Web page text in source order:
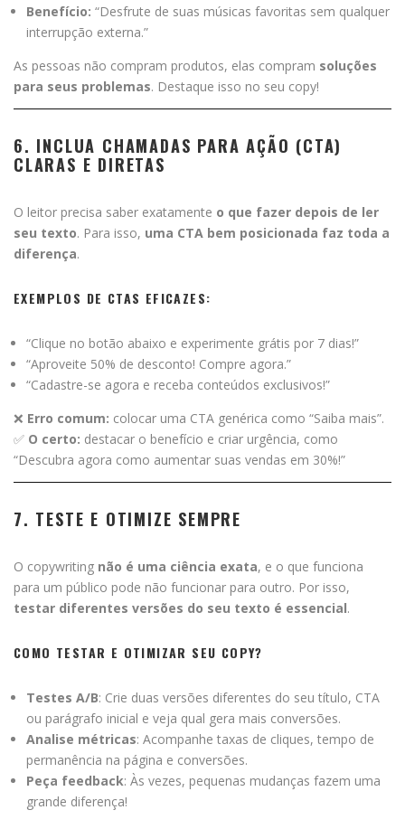
Benefício: “Desfrute de suas músicas favoritas sem qualquer
interrupção externa.”
As pessoas não compram produtos, elas compram soluções
para seus problemas. Destaque isso no seu copy!
6. INCLUA CHAMADAS PARA AÇÃO (CTA)
CLARAS E DIRETAS
O leitor precisa saber exatamente o que fazer depois de ler
seu texto. Para isso, uma CTA bem posicionada faz toda a
diferença.
EXEMPLOS DE CTAS EFICAZES:
“Clique no botão abaixo e experimente grátis por 7 dias!”
“Aproveite 50% de desconto! Compre agora.”
“Cadastre-se agora e receba conteúdos exclusivos!”
❌ Erro comum: colocar uma CTA genérica como “Saiba mais”.
✅ O certo: destacar o benefício e criar urgência, como
“Descubra agora como aumentar suas vendas em 30%!”
7. TESTE E OTIMIZE SEMPRE
O copywriting não é uma ciência exata, e o que funciona
para um público pode não funcionar para outro. Por isso,
testar diferentes versões do seu texto é essencial.
COMO TESTAR E OTIMIZAR SEU COPY?
Testes A/B: Crie duas versões diferentes do seu título, CTA
ou parágrafo inicial e veja qual gera mais conversões.
Analise métricas: Acompanhe taxas de cliques, tempo de
permanência na página e conversões.
Peça feedback: Às vezes, pequenas mudanças fazem uma
grande diferença!